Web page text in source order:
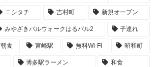
ニシタチ 吉村町 新規オープン
みやざきバルウォークはるバル2 子連れ
朝食 宮崎駅 無料Wi-Fi 昭和町
博多駅ラーメン 和食